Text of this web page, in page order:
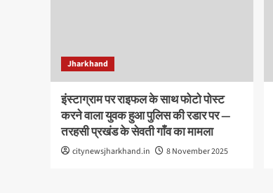
Jharkhand
इंस्टाग्राम पर राइफल के साथ फोटो पोस्ट
करने वाला युवक हुआ पुलिस की रडार पर —
तरहसी प्रखंड के सेवती गाँव का मामला
citynewsjharkhand.in 8 November 2025